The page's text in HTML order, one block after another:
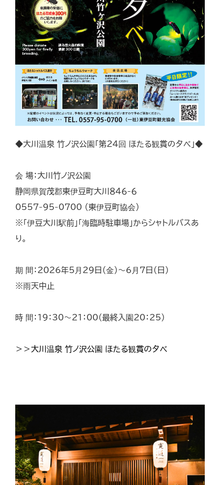
◆大川温泉 竹ノ沢公園「第24回 ほたる観賞の夕べ」◆
会 場：大川竹ノ沢公園
静岡県賀茂郡東伊豆町大川８４６-６
0557-95-0700 （東伊豆町協会）
※「伊豆大川駅前」「海臨時駐車場」からシャトルバスあ
り。
期 間：2026年5月29日（金）～6月7日（日）
※雨天中止
時 間：19：30～21：00（最終入園20：25）
＞＞大川温泉 竹ノ沢公園 ほたる観賞の夕べ